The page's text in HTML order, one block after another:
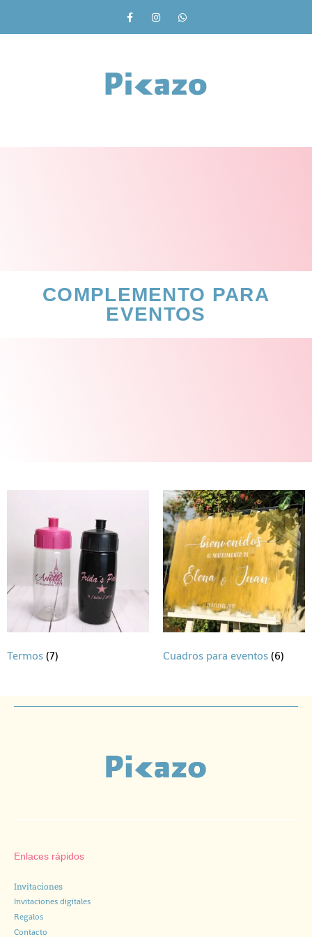
COMPLEMENTO PARA
EVENTOS
Termos(7) Cuadros para eventos(6)
Enlaces rápidos
Invitaciones
Invitaciones digitales
Regalos
Contacto